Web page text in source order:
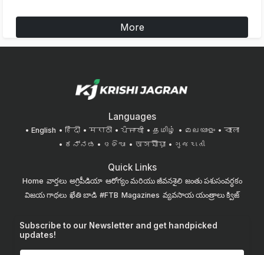
More
Languages
English हिंदी मराठी ਪੰਜਾਬੀ தமிழ் മലയാളം
বাংলা
ಕನ್ನಡ
ଓଡିଆ অসমীয়া ગુજરાતી
Quick Links
Home వార్తలు అగ్రిపీడియా ఆరోగ్యం మరియు జీవనశైలి జంతు పశుసంవర్ధకం
విజయ గాథలు ఖేతి బాడి #FTB Magazines వ్యవసాయ యంత్రాలు క్విజ్
Subscribe to our Newsletter and get handpicked
updates!